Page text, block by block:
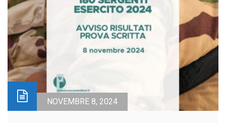
NOVEMBRE 8, 2024